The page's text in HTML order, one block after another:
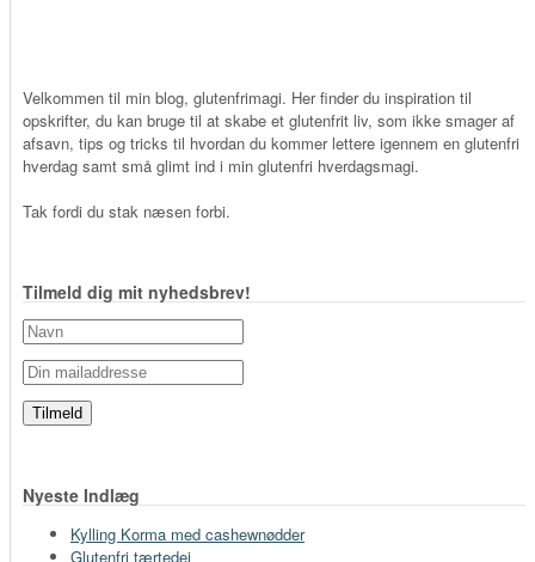
Velkommen til min blog, glutenfrimagi. Her finder du inspiration til
opskrifter, du kan bruge til at skabe et glutenfrit liv, som ikke smager af
afsavn, tips og tricks til hvordan du kommer lettere igennem en glutenfri
hverdag samt små glimt ind i min glutenfri hverdagsmagi.
Tak fordi du stak næsen forbi.
Tilmeld dig mit nyhedsbrev!
Nyeste Indlæg
Kylling Korma med cashewnødder
Glutenfri tærtedej